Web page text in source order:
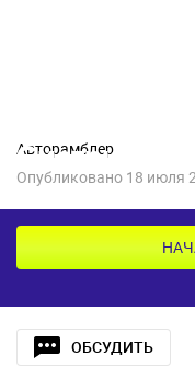
Авторамблер
Опубликовано 18 июля
Смотрите, во
превратила
ОБСУДИТЬ